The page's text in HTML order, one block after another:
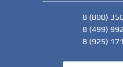
8 (800)
8 (499)
8 (925)